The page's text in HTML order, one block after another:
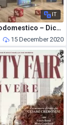
IT
Il Tuo Elettrodomestico – Dicembre 2020
15 December 2020